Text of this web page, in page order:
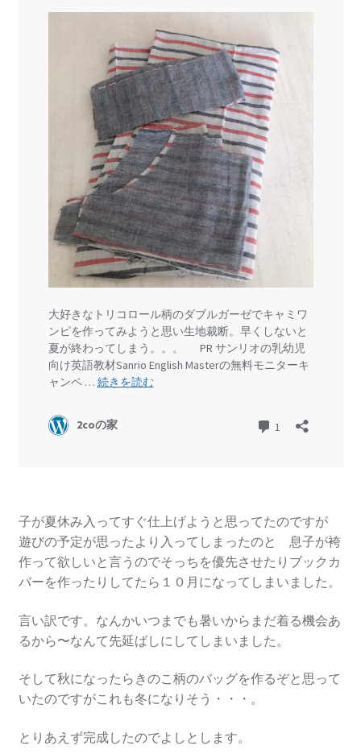
子が夏休み入ってすぐ仕上げようと思ってたのですが
遊びの予定が思ったより入ってしまったのと 息子が袴
作って欲しいと言うのでそっちを優先させたりブックカ
バーを作ったりしてたら１０月になってしまいました。
言い訳です。なんかいつまでも暑いからまだ着る機会あ
るから〜なんて先延ばしにしてしまいました。
そして秋になったらきのこ柄のバッグを作るぞと思って
いたのですがこれも冬になりそう・・・。
とりあえず完成したのでよしとします。